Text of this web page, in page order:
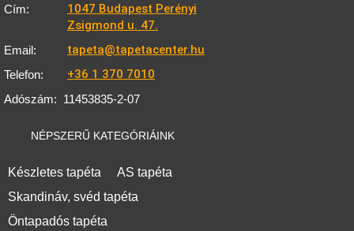
Cím:
1047 Budapest Perényi
Zsigmond u. 47.
Email: tapeta@tapetacenter.hu
Telefon: +36 1 370 7010
Adószám: 11453835-2-07
NÉPSZERŰ KATEGÓRIÁINK
Készletes tapéta
AS tapéta
Skandináv, svéd tapéta
Öntapadós tapéta